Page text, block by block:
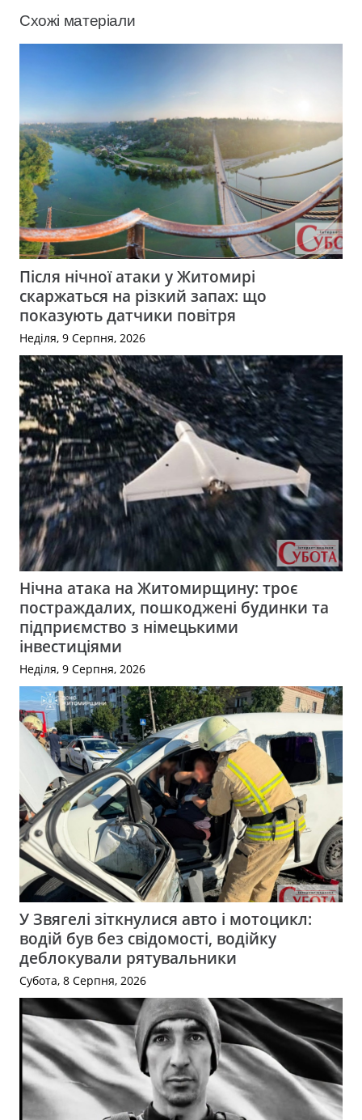
Схожі матеріали
Після нічної атаки у Житомирі
скаржаться на різкий запах: що
показують датчики повітря
Неділя, 9 Серпня, 2026
Нічна атака на Житомирщину: троє
постраждалих, пошкоджені будинки та
підприємство з німецькими
інвестиціями
Неділя, 9 Серпня, 2026
У Звягелі зіткнулися авто і мотоцикл:
водій був без свідомості, водійку
деблокували рятувальники
Субота, 8 Серпня, 2026